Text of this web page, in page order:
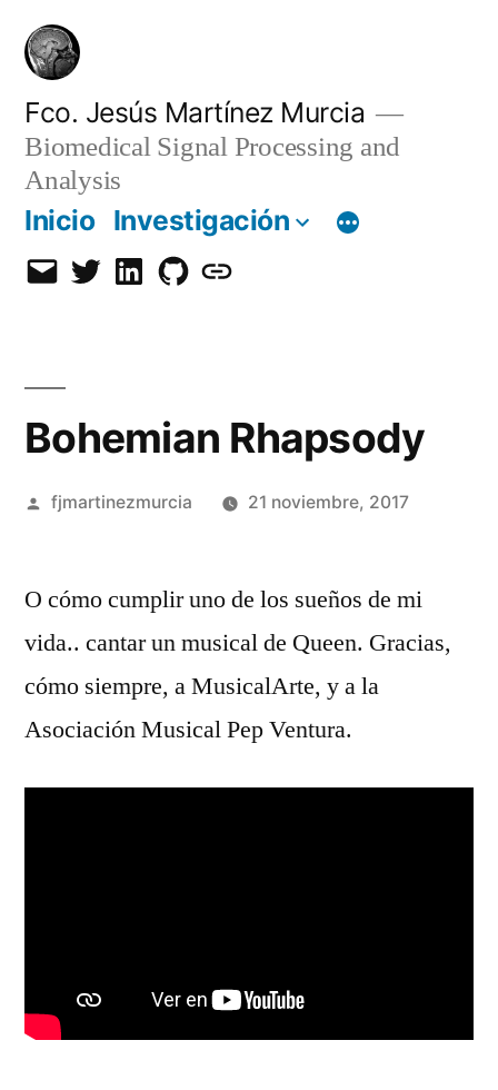
Saltar
contenido
Fco. Jesús Martínez Murcia
Biomedical Signal Processing and
Analysis
Inicio Investigación
EmailTwitterLinkedInGitHub
Orcid
Bohemian Rhapsody
Publicado
fjmartinezmurcia 21 noviembre, 2017
en
O cómo cumplir uno de los sueños de mi
vida.. cantar un musical de Queen. Gracias,
cómo siempre, a MusicalArte, y a la
Asociación Musical Pep Ventura.